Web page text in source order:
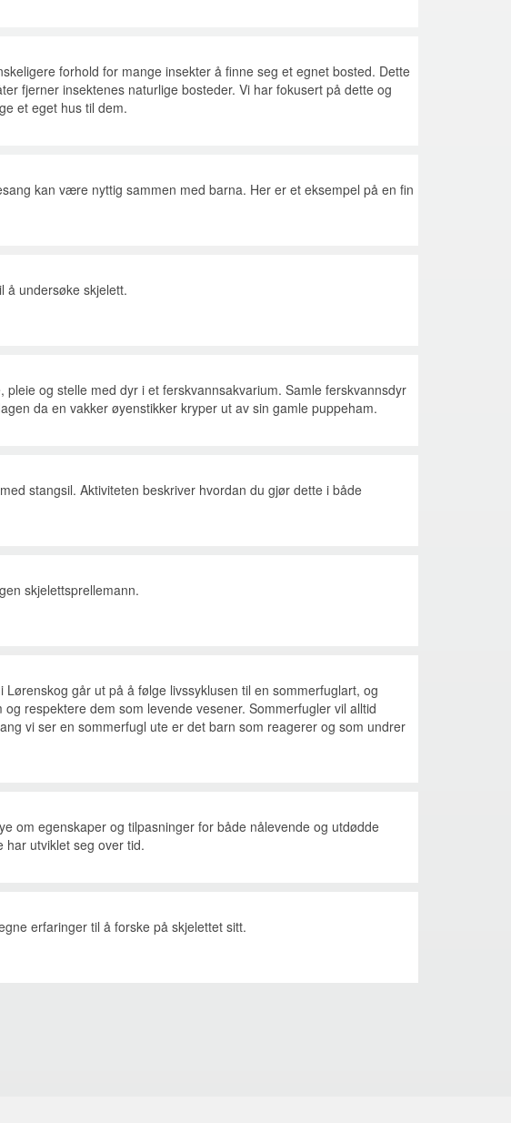
forhold for mange insekter å finne seg et egnet bosted. Dette
fjerner insektenes naturlige bosteder. Vi har fokusert på dette og
et eget hus til dem.
kan være nyttig sammen med barna. Her er et eksempel på en fin
å undersøke skjelett.
og stelle med dyr i et ferskvannsakvarium. Samle ferskvannsdyr
da en vakker øyenstikker kryper ut av sin gamle puppeham.
stangsil. Aktiviteten beskriver hvordan du gjør dette i både
skjelettsprellemann.
går ut på å følge livssyklusen til en sommerfuglart, og
respektere dem som levende vesener. Sommerfugler vil alltid
vi ser en sommerfugl ute er det barn som reagerer og som undrer
om egenskaper og tilpasninger for både nålevende og utdødde
har utviklet seg over tid.
erfaringer til å forske på skjelettet sitt.